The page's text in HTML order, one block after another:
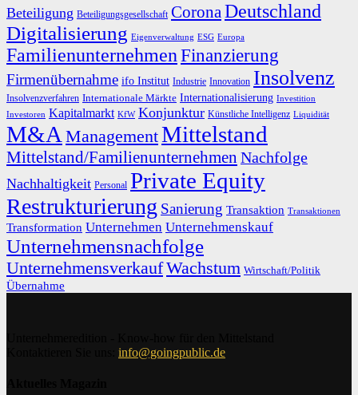
Beteiligung Beteiligungsgesellschaft CoronaDeutschland
Digitalisierung Eigenverwaltung ESG Europa
Familienunternehmen Finanzierung
Firmenübernahme ifo Institut Industrie Innovation Insolvenz
Insolvenzverfahren Internationale Märkte Internationalisierung Investition
Investoren Kapitalmarkt KfW Konjunktur Künstliche Intelligenz Liquidität
M&A ManagementMittelstand
Mittelstand/Familienunternehmen Nachfolge
Nachhaltigkeit Personal Private Equity
Restrukturierung Sanierung Transaktion Transaktionen
Transformation Unternehmen Unternehmenskauf
Unternehmensnachfolge
UnternehmensverkaufWachstum Wirtschaft/Politik
Übernahme
info@goingpublic.de